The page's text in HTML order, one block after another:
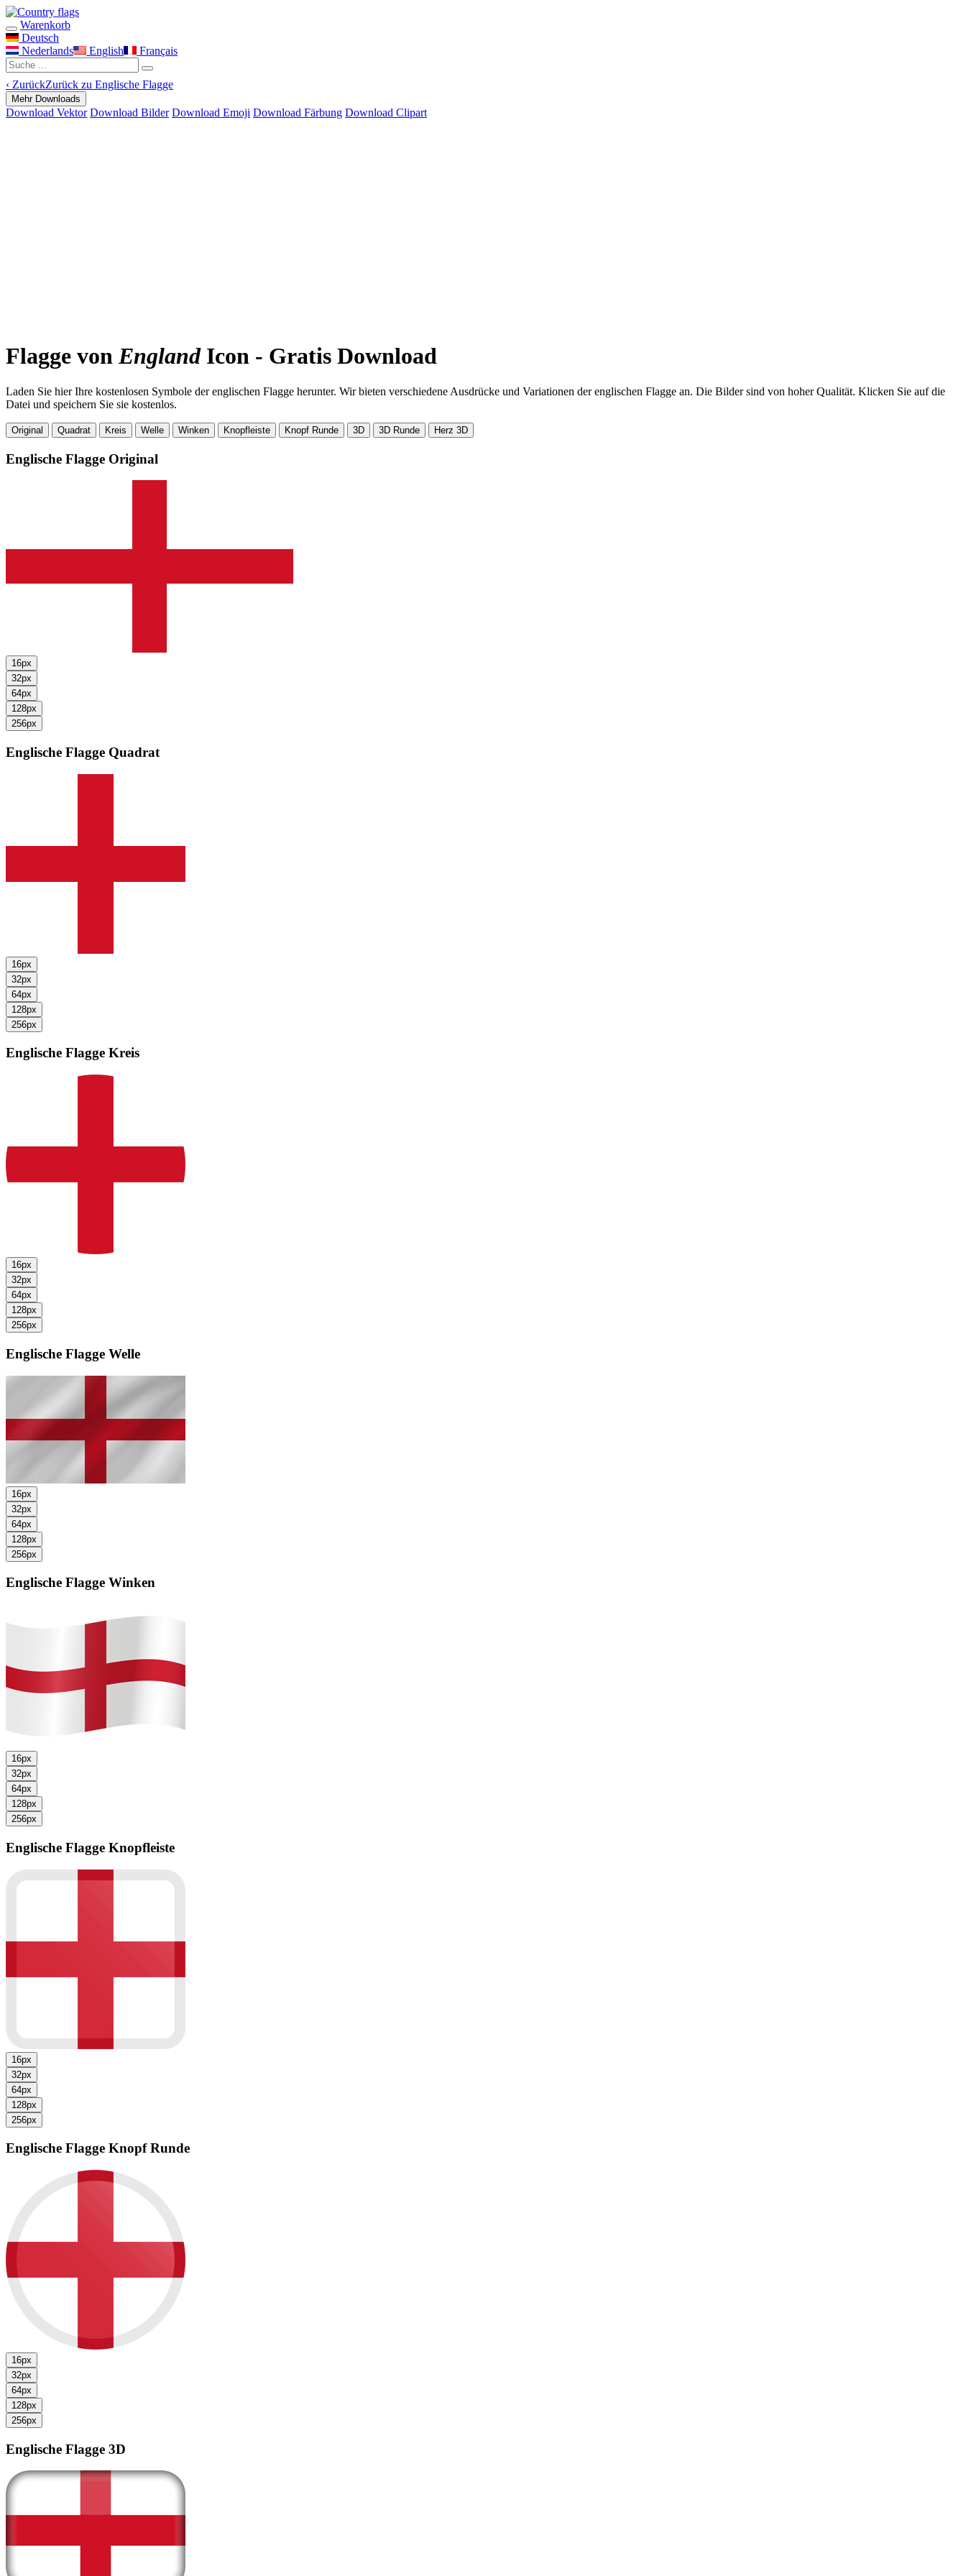
Warenkorb
Deutsch
Nederlands
English Français
‹ ZurückZurück zu Englische Flagge
Mehr Downloads
Download Vektor Download Bilder Download Emoji Download Färbung Download Clipart
Flagge vonEnglandIcon - Gratis Download
Laden Sie hier Ihre kostenlosen Symbole der englischen Flagge herunter. Wir bieten verschiedene Ausdrücke und Variationen der englischen Flagge an. Die Bilder sind von hoher Qualität. Klicken Sie auf die
Datei und speichern Sie sie kostenlos.
Original Quadrat Kreis Welle Winken Knopfleiste Knopf Runde 3D 3D Runde Herz 3D
Englische Flagge Original
16px
32px
64px
128px
256px
Englische Flagge Quadrat
16px
32px
64px
128px
256px
Englische Flagge Kreis
16px
32px
64px
128px
256px
Englische Flagge Welle
16px
32px
64px
128px
256px
Englische Flagge Winken
16px
32px
64px
128px
256px
Englische Flagge Knopfleiste
16px
32px
64px
128px
256px
Englische Flagge Knopf Runde
16px
32px
64px
128px
256px
Englische Flagge 3D